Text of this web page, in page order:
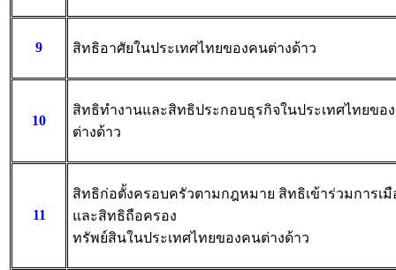
9 สิทธิอาศัยในประเทศไทยของคนต่างด้าว
10
สิทธิทำงานและสิทธิประกอบธุรกิจในประเทศไทยขอ
ต่างด้าว
11
สิทธิก่อตั้งครอบครัวตามกฎหมาย สิทธิเข้าร่วมการเมื
และสิทธิถือครอง
ทรัพย์สินในประเทศไทยของคนต่างด้าว